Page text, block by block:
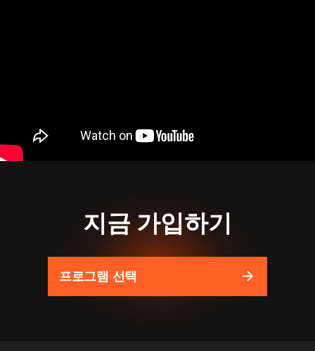
지금 가입하기
프로그램 선택